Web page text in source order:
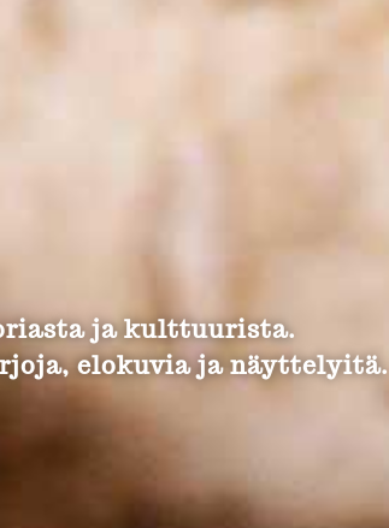
ja kulttuurista.
elokuvia ja näyttelyitä.